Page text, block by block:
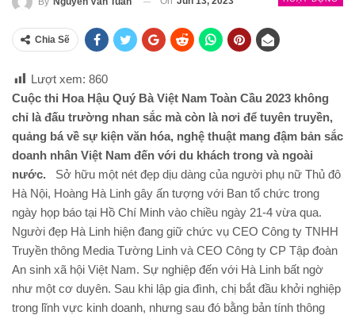
Chia Sẽ
Lượt xem: 860
Cuộc thi Hoa Hậu Quý Bà Việt Nam Toàn Cầu 2023 không
chỉ là đấu trường nhan sắc mà còn là nơi để tuyên truyền,
quảng bá về sự kiện văn hóa, nghệ thuật mang đậm bản sắc
doanh nhân Việt Nam đến với du khách trong và ngoài
nước.
Sở hữu một nét đẹp dịu dàng của người phụ nữ Thủ đô
Hà Nội, Hoàng Hà Linh gây ấn tượng với Ban tổ chức trong
ngày họp báo tại Hồ Chí Minh vào chiều ngày 21-4 vừa qua.
Người đẹp Hà Linh hiện đang giữ chức vụ CEO Công ty TNHH
Truyền thông Media Tường Linh và CEO Công ty CP Tập đoàn
An sinh xã hội Việt Nam. Sự nghiệp đến với Hà Linh bất ngờ
như một cơ duyên. Sau khi lập gia đình, chị bắt đầu khởi nghiệp
trong lĩnh vực kinh doanh, nhưng sau đó bằng bản tính thông